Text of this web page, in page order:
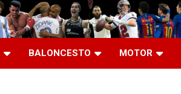
BALONCESTO MOTOR